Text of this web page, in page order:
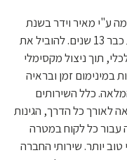
מאיר וידר בשנת
2008 החברה קיימת כבר 13 שנים. להוביל את
תוך ניצול מקסימלי
זמן ובראיה
כלל השירותים
כל הדרך, הגינות
כל לקוח במטרה
יותר. שירותי החברה